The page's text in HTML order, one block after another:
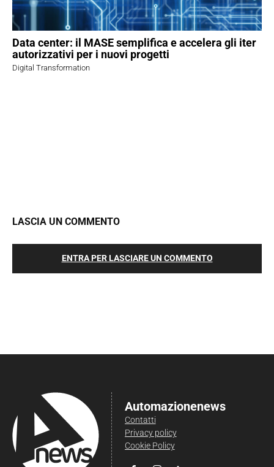
Data center: il MASE semplifica e accelera gli iter
autorizzativi per i nuovi progetti
Digital Transformation
LASCIA UN COMMENTO
ENTRA PER LASCIARE UN COMMENTO
Automazionenews
Contatti
Privacy policy
Cookie Policy